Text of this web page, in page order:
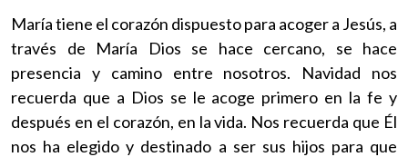
María tiene el corazón dispuesto para acoger a Jesús, a
través de María Dios se hace cercano, se hace
presencia y camino entre nosotros. Navidad nos
recuerda que a Dios se le acoge primero en la fe y
después en el corazón, en la vida. Nos recuerda que Él
nos ha elegido y destinado a ser sus hijos para que